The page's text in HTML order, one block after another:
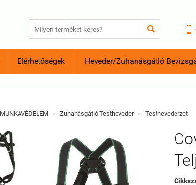
 
Elérhetőségek Heveder/Zuhanásgátló
MUNKAVÉDELEM » Zuhanásgátló Testheveder » Testhevederzet